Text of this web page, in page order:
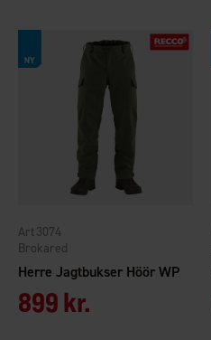
Herre Jagtbukser Höör WP
Brokared
3074
899 kr.